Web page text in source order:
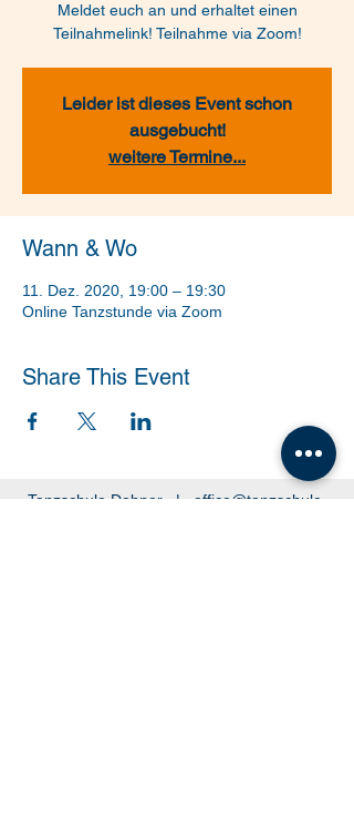
Meldet euch an und erhaltet einen
Teilnahmelink! Teilnahme via Zoom!
Leider ist dieses Event schon
ausgebucht!
weitere Termine...
Wann & Wo
11. Dez. 2020, 19:00 – 19:30
Online Tanzstunde via Zoom
Share This Event
Tanzschule Dobner | office@tanzschule-